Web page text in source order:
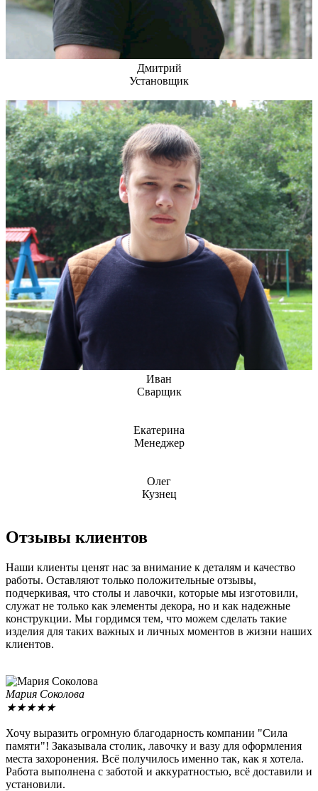
Дмитрий
Установщик
Иван
Сварщик
Екатерина
Менеджер
Олег
Кузнец
Отзывы клиентов
Наши клиенты ценят нас за внимание к деталям и качество
работы. Оставляют только положительные отзывы,
подчеркивая, что столы и лавочки, которые мы изготовили,
служат не только как элементы декора, но и как надежные
конструкции. Мы гордимся тем, что можем сделать такие
изделия для таких важных и личных моментов в жизни наших
клиентов.
Мария Соколова
★★★★★
Хочу выразить огромную благодарность компании "Сила
памяти"! Заказывала столик, лавочку и вазу для оформления
места захоронения. Всё получилось именно так, как я хотела.
Работа выполнена с заботой и аккуратностью, всё доставили и
установили.